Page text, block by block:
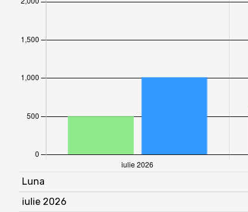
Luna
iulie 2026